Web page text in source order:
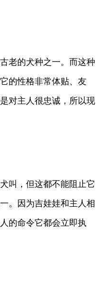
老的犬种之一。而这种
的性格非常体贴、友
对主人很忠诚，所以现
叫，但这都不能阻止它
。因为吉娃娃和主人相
的命令它都会立即执